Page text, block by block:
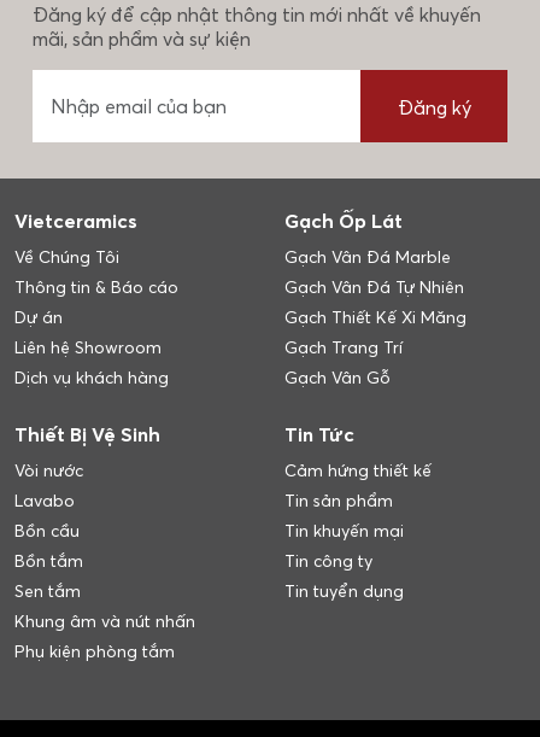
Đăng ký để cập nhật thông tin mới nhất về khuyến
mãi, sản phẩm và sự kiện
Đăng ký
Vietceramics
Về Chúng Tôi
Thông tin & Báo cáo
Dự án
Liên hệ Showroom
Dịch vụ khách hàng
Gạch Ốp Lát
Gạch Vân Đá Marble
Gạch Vân Đá Tự Nhiên
Gạch Thiết Kế Xi Măng
Gạch Trang Trí
Gạch Vân Gỗ
Thiết Bị Vệ Sinh
Vòi nước
Lavabo
Bồn cầu
Bồn tắm
Sen tắm
Khung âm và nút nhấn
Phụ kiện phòng tắm
Tin Tức
Cảm hứng thiết kế
Tin sản phẩm
Tin khuyến mại
Tin công ty
Tin tuyển dụng